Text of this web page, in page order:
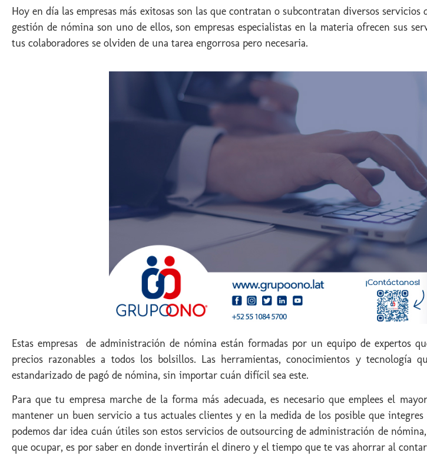
Hoy en día las empresas más exitosas son las que contratan o subcontratan diversos
gestión de nómina son uno de ellos, son empresas especialistas en la materia ofrecen sus
tus colaboradores se olviden de una tarea engorrosa pero necesaria.
Estas empresas de administración de nómina están formadas por un equipo de expertos
precios razonables a todos los bolsillos. Las herramientas, conocimientos y tecnología
estandarizado de pagó de nómina, sin importar cuán difícil sea este.
Para que tu empresa marche de la forma más adecuada, es necesario que emplees el
mantener un buen servicio a tus actuales clientes y en la medida de los posible que
podemos dar idea cuán útiles son estos servicios de outsourcing de administración de
que ocupar, es por saber en donde invertirán el dinero y el tiempo que te vas ahorrar al